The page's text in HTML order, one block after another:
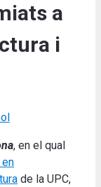
a
i
, en el qual
de la UPC,